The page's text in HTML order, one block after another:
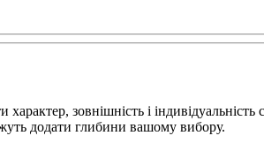
зовнішність і
додати глибини вашому вибору.